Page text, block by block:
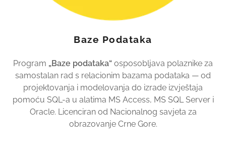
Baze Podataka
Program „Baze podataka“ osposobljava polaznike za
samostalan rad s relacionim bazama podataka — od
projektovanja i modelovanja do izrade izvještaja
pomoću SQL-a u alatima MS Access, MS SQL Server i
Oracle. Licenciran od Nacionalnog savjeta za
obrazovanje Crne Gore.